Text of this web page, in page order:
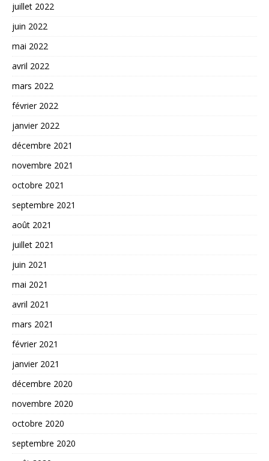
juillet 2022
juin 2022
mai 2022
avril 2022
mars 2022
février 2022
janvier 2022
décembre 2021
novembre 2021
octobre 2021
septembre 2021
août 2021
juillet 2021
juin 2021
mai 2021
avril 2021
mars 2021
février 2021
janvier 2021
décembre 2020
novembre 2020
octobre 2020
septembre 2020